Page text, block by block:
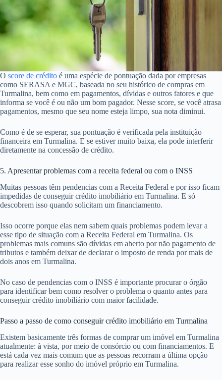
O score de crédito é uma espécie de pontuação dada por empresas
como SERASA e MGC, baseada no seu histórico de compras em
Turmalina, bem como em pagamentos, dívidas e outros fatores e que
informa se você é ou não um bom pagador. Nesse score, se você atrasa
pagamentos, mesmo que seu nome esteja limpo, sua nota diminui.
Como é de se esperar, sua pontuação é verificada pela instituição
financeira em Turmalina. E se estiver muito baixa, ela pode interferir
diretamente na concessão de crédito.
5. Apresentar problemas com a receita federal ou com o INSS
Muitas pessoas têm pendencias com a Receita Federal e por isso ficam
impedidas de conseguir crédito imobiliário em Turmalina. E só
descobrem isso quando solicitam um financiamento.
Isso ocorre porque elas nem sabem quais problemas podem levar a
esse tipo de situação com a Receita Federal em Turmalina. Os
problemas mais comuns são dívidas em aberto por não pagamento de
tributos e também deixar de declarar o imposto de renda por mais de
dois anos em Turmalina.
No caso de pendencias com o INSS é importante procurar o órgão
para identificar bem como resolver o problema o quanto antes para
conseguir crédito imobiliário com maior facilidade.
Passo a passo de como conseguir crédito imobiliário em Turmalina
Existem basicamente três formas de comprar um imóvel em Turmalina
atualmente: à vista, por meio de consórcio ou com financiamentos. E
está cada vez mais comum que as pessoas recorram a última opção
para realizar esse sonho do imóvel próprio em Turmalina.